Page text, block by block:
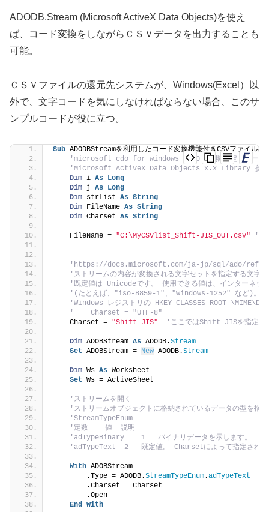
ADODB.Stream (Microsoft ActiveX Data Objects)を使え
ば、コード変換をしながらＣＳＶデータを出力することも
可能。
ＣＳＶファイルの還元先システムが、Windows(Excel）以
外で、文字コードを気にしなければならない場合、このサ
ンプルコードが役に立つ。
Sub ADODBStreamを利用したコード変換機能付きCSVファイル出
'microsoft cdo for windows 2000  参照設定　メール
'Microsoft ActiveX Data Objects x.x Library 参照設
Dim i As Long
Dim j As Long
Dim strList As String
Dim FileName As String
Dim Charset As String
    FileName =
"C:\MyCSVlist_Shift-JIS_OUT.csv"
'https://docs.microsoft.com/ja-jp/sql/ado/
'ストリームの内容が変換される文字セットを指定する文字
'既定値は Unicodeです。 使用できる値は、インターネッ
'(たとえば、"iso-8859-1"、"Windows-1252" など)。 シ
'Windows レジストリの HKEY_CLASSES_ROOT
'    Charset = "UTF-8"
    Charset =
"Shift-JIS" 'ここではShift-JISを指定
Dim ADOBStream As ADODB.Stream
Set ADOBStream = New ADODB.Stream
Dim Ws As Worksheet
Set Ws = ActiveSheet
'ストリームを開く
'ストリームオブジェクトに格納されているデータの型を指
'StreamTypeEnum
'定数    値  説明
'adTypeBinary    1   バイナリデータを示します。
'adTypeText  2   既定値。 Charsetによって指定された
With ADOBStream
        .Type = ADODB.
StreamTypeEnum.adTypeText
        .Charset = Charset
        .Open
End With